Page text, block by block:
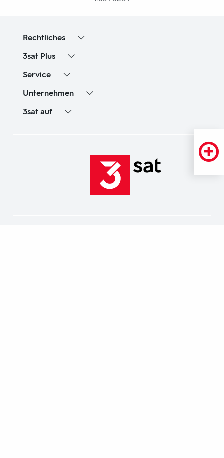
Rechtliches
3sat Plus
Service
Unternehmen
3sat auf